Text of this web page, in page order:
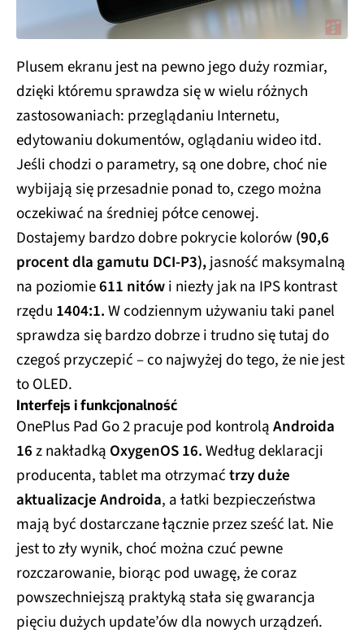
Plusem ekranu jest na pewno jego duży rozmiar,
dzięki któremu sprawdza się w wielu różnych
zastosowaniach: przeglądaniu Internetu,
edytowaniu dokumentów, oglądaniu wideo itd.
Jeśli chodzi o parametry, są one dobre, choć nie
wybijają się przesadnie ponad to, czego można
oczekiwać na średniej półce cenowej.
Dostajemy bardzo dobre pokrycie kolorów (90,6
procent dla gamutu DCI-P3),jasność maksymalną
na poziomie611 nitówi niezły jak na IPS kontrast
rzędu 1404:1.W codziennym używaniu taki panel
sprawdza się bardzo dobrze i trudno się tutaj do
czegoś przyczepić – co najwyżej do tego, że nie jest
to OLED.
Interfejs i funkcjonalność
OnePlus Pad Go 2 pracuje pod kontroląAndroida
16z nakładką OxygenOS 16.Według deklaracji
producenta, tablet ma otrzymaćtrzy duże
aktualizacjeAndroida, a łatki bezpieczeństwa
mają być dostarczane łącznie przez sześć lat. Nie
jest to zły wynik, choć można czuć pewne
rozczarowanie, biorąc pod uwagę, że coraz
powszechniejszą praktyką stała się gwarancja
pięciu dużych update’ów dla nowych urządzeń.